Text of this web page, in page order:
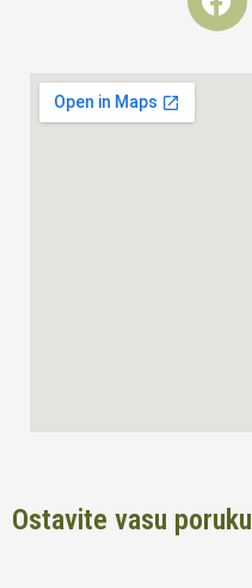
a
Ostavite vasu poruku